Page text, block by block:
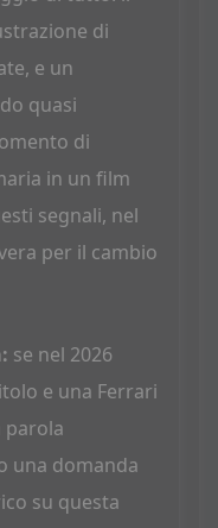
di
e un
quasi
di
in un film
segnali, nel
per il cambio
se nel 2026
e una Ferrari
parola
una domanda
su questa